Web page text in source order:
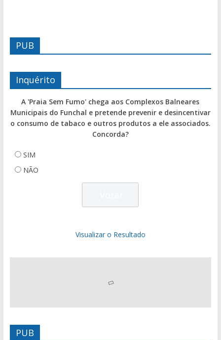
PUB
Inquérito
A 'Praia Sem Fumo' chega aos Complexos Balneares
Municipais do Funchal e pretende prevenir e desincentivar
o consumo de tabaco e outros produtos a ele associados.
Concorda?
SIM
NÃO
Visualizar o Resultado
PUB